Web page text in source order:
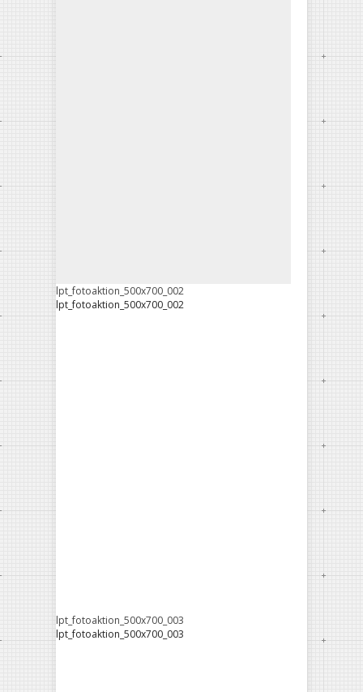
lpt_fotoaktion_500x700_002
lpt_fotoaktion_500x700_002
lpt_fotoaktion_500x700_003
lpt_fotoaktion_500x700_003